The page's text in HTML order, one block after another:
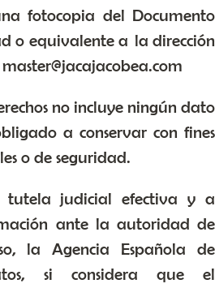
fotocopia del Documento
o equivalente a la dirección
no incluye ningún dato
a conservar con fines
o de seguridad.
tutela judicial efectiva y a
ante la autoridad de
la Agencia Española de
si considera que el